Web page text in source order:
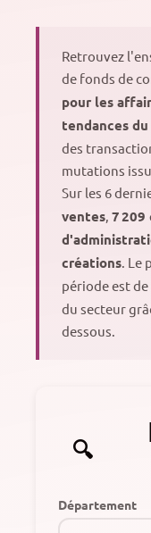
Retrouvez
de fonds de
pour les
tendances
des
mutations
Sur les 6
ventes, 7 209
créations. Le
période est de
du secteur
dessous.
Département